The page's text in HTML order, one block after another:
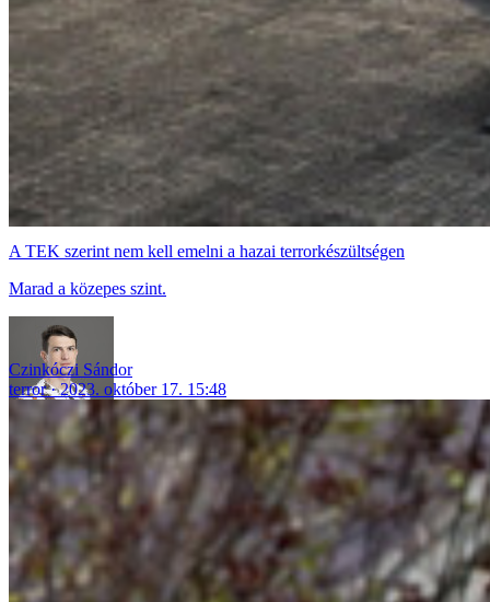
A TEK szerint nem kell emelni a hazai terrorkészültségen
Marad a közepes szint.
Czinkóczi Sándor
terror
2023. október 17. 15:48